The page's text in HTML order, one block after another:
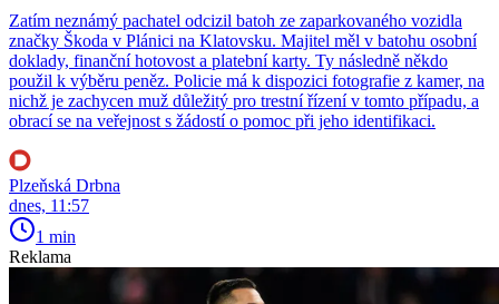
Zatím neznámý pachatel odcizil batoh ze zaparkovaného vozidla
značky Škoda v Plánici na Klatovsku. Majitel měl v batohu osobní
doklady, finanční hotovost a platební karty. Ty následně někdo
použil k výběru peněz. Policie má k dispozici fotografie z kamer, na
nichž je zachycen muž důležitý pro trestní řízení v tomto případu, a
obrací se na veřejnost s žádostí o pomoc při jeho identifikaci.
Plzeňská Drbna
dnes, 11:57
1 min
Reklama